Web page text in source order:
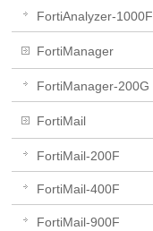
FortiAnalyzer-1000F
FortiManager
FortiManager-200G
FortiMail
FortiMail-200F
FortiMail-400F
FortiMail-900F